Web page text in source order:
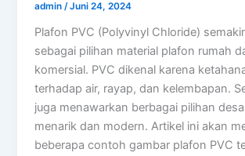
admin/Juni 24, 2024
Plafon PVC (Polyvinyl Chloride)
sebagai pilihan material plafon rumah
komersial. PVC dikenal karena
terhadap air, rayap, dan kelembapan.
juga menawarkan berbagai pilihan
menarik dan modern. Artikel ini akan
beberapa contoh gambar plafon PVC